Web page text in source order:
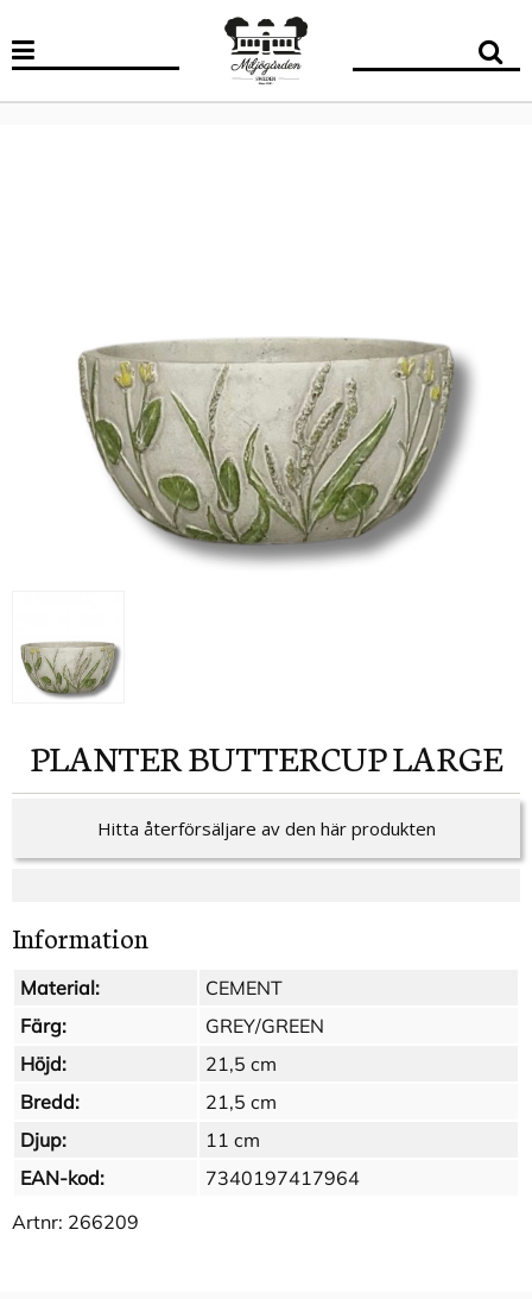
PLANTER BUTTERCUP LARGE
Hitta återförsäljare av den här produkten
Information
Material:
CEMENT
Färg:
GREY/GREEN
Höjd:
21,5 cm
Bredd:
21,5 cm
Djup:
11 cm
EAN-kod:
7340197417964
Artnr: 266209